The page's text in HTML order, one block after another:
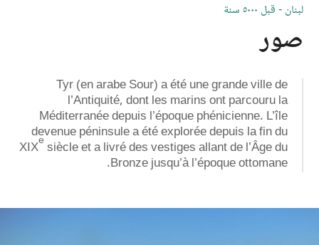
لبنان - قبل ٥٠٠٠ سنة
صور
Tyr (en arabe Sour) a été une grande ville de
l’Antiquité, dont les marins ont parcouru la
Méditerranée depuis l’époque phénicienne. L’île
devenue péninsule a été explorée depuis la fin du
XIXe siècle et a livré des vestiges allant de l’Âge du
Bronze jusqu’à l’époque ottomane.